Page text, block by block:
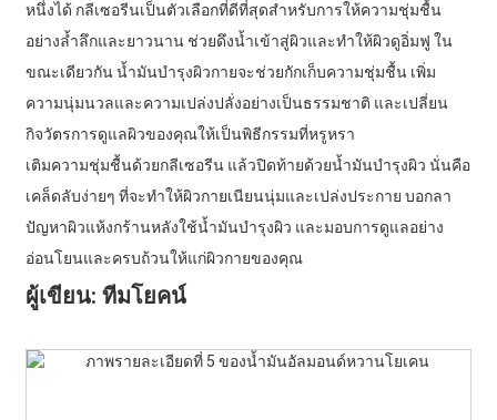
หนึ่งได้ กลีเซอรีนเป็นตัวเลือกที่ดีที่สุดสำหรับการให้ความชุ่มชื้น
อย่างล้ำลึกและยาวนาน ช่วยดึงน้ำเข้าสู่ผิวและทำให้ผิวดูอิ่มฟู ใน
ขณะเดียวกัน น้ำมันบำรุงผิวกายจะช่วยกักเก็บความชุ่มชื้น เพิ่ม
ความนุ่มนวลและความเปล่งปลั่งอย่างเป็นธรรมชาติ และเปลี่ยน
กิจวัตรการดูแลผิวของคุณให้เป็นพิธีกรรมที่หรูหรา
เติมความชุ่มชื้นด้วยกลีเซอรีน แล้วปิดท้ายด้วยน้ำมันบำรุงผิว นั่นคือ
เคล็ดลับง่ายๆ ที่จะทำให้ผิวกายเนียนนุ่มและเปล่งประกาย บอกลา
ปัญหาผิวแห้งกร้านหลังใช้น้ำมันบำรุงผิว และมอบการดูแลอย่าง
อ่อนโยนและครบถ้วนให้แก่ผิวกายของคุณ
ผู้เขียน: ทีมโยคน์